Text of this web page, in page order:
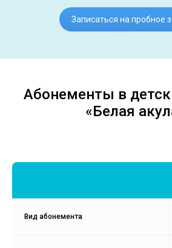
Записаться на пробное
Абонементы в
«Белая
Вид абонемента